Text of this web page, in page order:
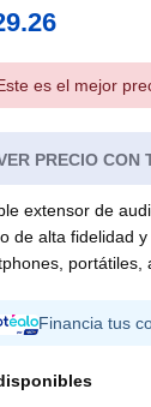
es el mejor
PRECIO CON
extensor de
de alta fidelidad
portátiles,
Financia tus